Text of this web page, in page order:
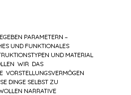
PARAMETERN –
UND FUNKTIONALES
UND MATERIAL
WIR DAS
VORSTELLUNGSVERMÖGEN
DINGE SELBST ZU
NARRATIVE